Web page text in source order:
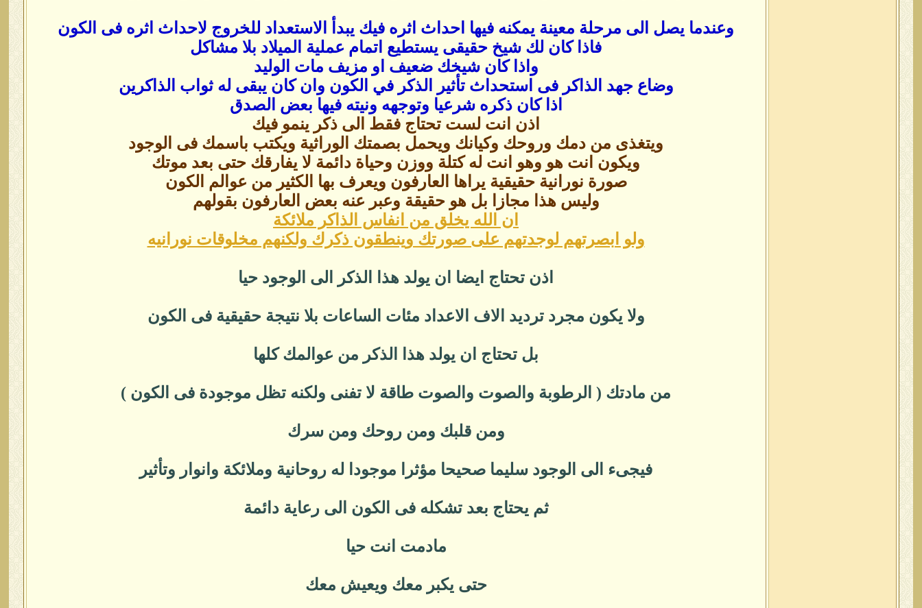
وعندما يصل الى مرحلة معينة يمكنه فيها احداث اثره فيك يبدأ الاستعداد للخروج لاحداث اثره فى الكون
فاذا كان لك شيخ حقيقى يستطيع اتمام عملية الميلاد بلا مشاكل
واذا كان شيخك ضعيف او مزيف مات الوليد
وضاع جهد الذاكر فى استحداث تأثير الذكر في الكون وان كان يبقى له ثواب الذاكرين
اذا كان ذكره شرعيا وتوجهه ونيته فيها بعض الصدق
اذن انت لست تحتاج فقط الى ذكر ينمو فيك
ويتغذى من دمك وروحك وكيانك ويحمل بصمتك الوراثية ويكتب باسمك فى الوجود
ويكون انت هو وهو انت له كتلة ووزن وحياة دائمة لا يفارقك حتى بعد موتك
صورة نورانية حقيقية يراها العارفون ويعرف بها الكثير من عوالم الكون
وليس هذا مجازا بل هو حقيقة وعبر عنه بعض العارفون بقولهم
ان الله يخلق من انفاس الذاكر ملائكة
ولو ابصرتهم لوجدتهم على صورتك وينطقون ذكرك ولكنهم مخلوقات نورانيه
اذن تحتاج ايضا ان يولد هذا الذكر الى الوجود حيا
ولا يكون مجرد ترديد الاف الاعداد مئات الساعات بلا نتيجة حقيقية فى الكون
بل تحتاج ان يولد هذا الذكر من عوالمك كلها
من مادتك ( الرطوبة والصوت والصوت طاقة لا تفنى ولكنه تظل موجودة فى الكون )
ومن قلبك ومن روحك ومن سرك
فيجىء الى الوجود سليما صحيحا مؤثرا موجودا له روحانية وملائكة وانوار وتأثير
ثم يحتاج بعد تشكله فى الكون الى رعاية دائمة
مادمت انت حيا
حتى يكبر معك ويعيش معك